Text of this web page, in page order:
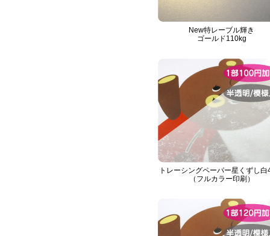
New特レーブル輝き
ゴールド110kg
トレーシングペーパー星くずし白
（フルカラー印刷）